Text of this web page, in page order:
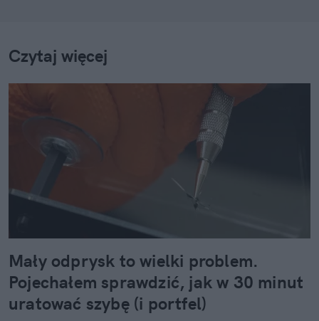
Czytaj więcej
Mały odprysk to wielki problem.
Pojechałem sprawdzić, jak w 30 minut
uratować szybę (i portfel)